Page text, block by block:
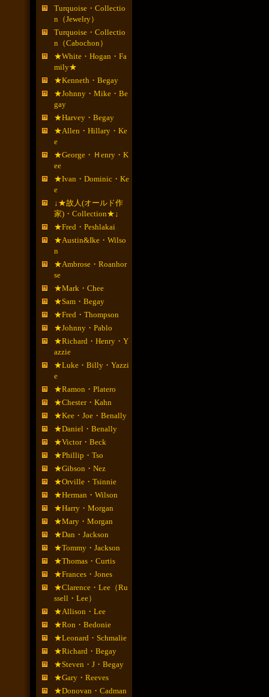
Turquoise・Collectio
n（Jewelry）
Turquoise・Collectio
n（Cabochon）
★White・Hogan・Fa
mily★
★Kenneth・Begay
★Johnny・Mike・Be
gay
★Harvey・Begay
★Allen・Hillary・Ke
e
★George・Ｈenry・K
ee
★Ivan・Dominic・Ke
e
↓★故人(オールド作
家)・Collection★↓
★Fred・Peshlakai
★Austin&Ike・Wilso
n
★Ambrose・Roanhor
se
★Mark・Chee
★Sam・Begay
★Fred・Thompson
★Johnny・Pablo
★Richard・Henry・Y
azzie
★Luke・Billy・Yazzi
e
★Ramon・Platero
★Chester・Kahn
★Kee・Joe・Benally
★Daniel・Benally
★Victor・Beck
★Phillip・Tso
★Gibson・Nez
★Orville・Tsinnie
★Herman・Wilson
★Harry・Morgan
★Mary・Morgan
★Dan・Jackson
★Tommy・Jackson
★Thomas・Curtis
★Frances・Jones
★Clarence・Lee（Ru
ssell・Lee）
★Allison・Lee
★Ron・Bedonie
★Leonard・Schmalie
★Richard・Begay
★Steven・J・Begay
★Gary・Reeves
★Donovan・Cadman